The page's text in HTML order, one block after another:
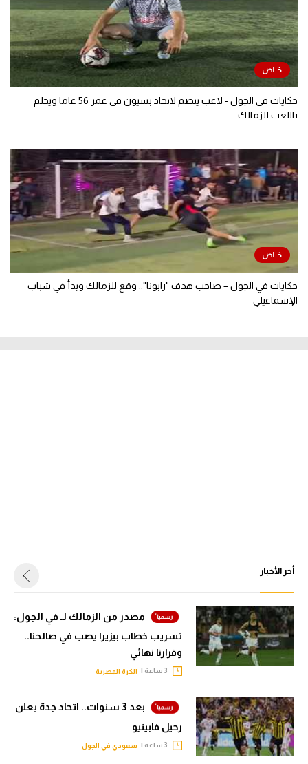
حكايات في الجول - لاعب ينضم لاتحاد بسيون في عمر 56 عاما ويحلم
باللعب للزمالك
حكايات في الجول – صاحب هدف "رابونا".. وقع للزمالك وبدأ في شباب
الإسماعيلي
أخر الأخبار
مصدر من الزمالك لـ في الجول:
تسريب خطاب بيزيرا يصب في صالحنا..
وقرارنا نهائي
الكرة المصرية
بعد 3 سنوات.. اتحاد جدة يعلن
رحيل فابينيو
سعودي في الجول